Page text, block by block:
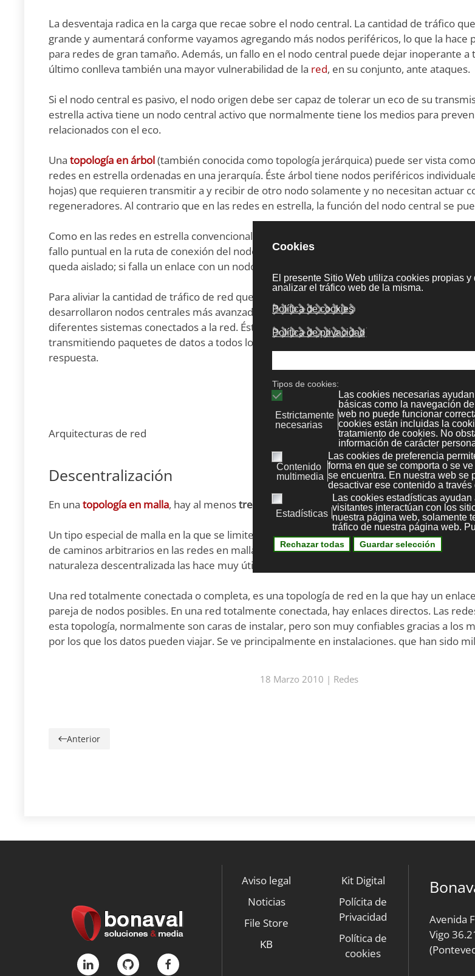
La desventaja radica en la carga que recae sobre el nodo central. La cantidad de tráfico
grande y aumentará conforme vayamos agregando más nodos periféricos, lo que la hace
para redes de gran tamaño. Además, un fallo en el nodo central puede dejar inoperante a
último conlleva también una mayor vulnerabilidad de la red, en su conjunto, ante ataques.
Si el nodo central es pasivo, el nodo origen debe ser capaz de tolerar un eco de su
estrella activa tiene un nodo central activo que normalmente tiene los medios para
relacionados con el eco.
Una topología en árbol(también conocida como topología jerárquica) puede ser vista
redes en estrella ordenadas en una jerarquía. Éste árbol tiene nodos periféricos
hojas) que requieren transmitir a y recibir de otro nodo solamente y no necesitan actuar
regeneradores. Al contrario que en las redes en estrella, la función del nodo central se
Como en las redes en estrella convencionales, los nodos individuales pueden quedar
fallo puntual en la ruta de conexión del nodo. Si falla un enlace que conecta con un nodo
queda aislado; si falla un enlace con un nodo que no sea hoja, la sección entera queda
Para aliviar la cantidad de tráfico de red que se necesita para retransmitir todo a todos los
desarrollaron nodos centrales más avanzados que permiten mantener un listado de las
diferentes sistemas conectados a la red. Éstos switches de red “aprenderían” cómo es la
transmitiendo paquetes de datos a todos los nodos y luego observando de dónde vienen
respuesta.
Arquitecturas de red
Descentralización
En una topología en malla, hay al menostres nodos con dos o más caminos entre ellos.
Un tipo especial de malla en la que se limite el número de saltos entre dos nodos, es un
de caminos arbitrarios en las redes en malla, las hace más difíciles de diseñar e
naturaleza descentralizada las hace muy útiles.
Una red totalmente conectada o completa, es una topología de red en la que hay un
pareja de nodos posibles. En una red totalmente conectada, hay enlaces directos. Las
esta topología, normalmente son caras de instalar, pero son muy confiables gracias a los
por los que los datos pueden viajar. Se ve principalmente en instalaciones. que han sido
18 Marzo 2010 | Redes
Anterior
Avenida
Vigo
Aviso legal
Noticias
File Store
KB
Kit Digital
Polícita de
Privacidad
Política de
cookies